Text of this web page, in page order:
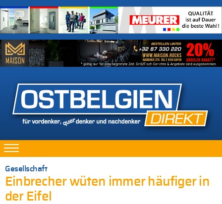
Gesellschaft
Einbrecher wüten immer häufiger in
der Eifel